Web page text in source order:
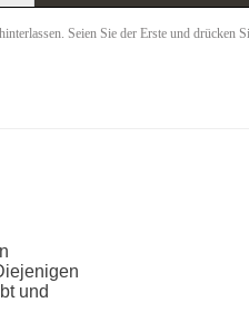
Seien Sie der Erste und drücken
und